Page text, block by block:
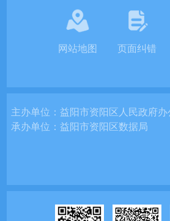
网站地图 页面纠错
主办单位：益阳市资阳区人民政府办
承办单位：益阳市资阳区数据局